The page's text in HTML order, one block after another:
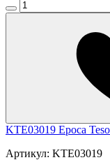
KTE03019 Epoca
Артикул: KTE03019